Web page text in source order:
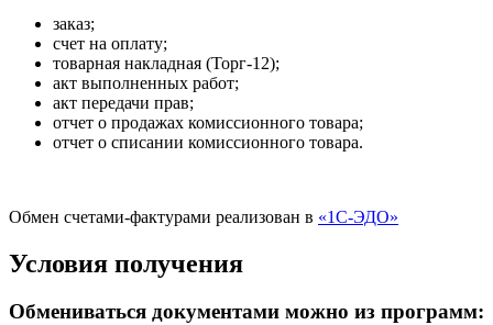
заказ;
счет на оплату;
товарная накладная (Торг-12);
акт выполненных работ;
акт передачи прав;
отчет о продажах комиссионного товара;
отчет о списании комиссионного товара.
Обмен счетами-фактурами реализован в «1С-ЭДО»
Условия получения
Обмениваться документами можно из программ: